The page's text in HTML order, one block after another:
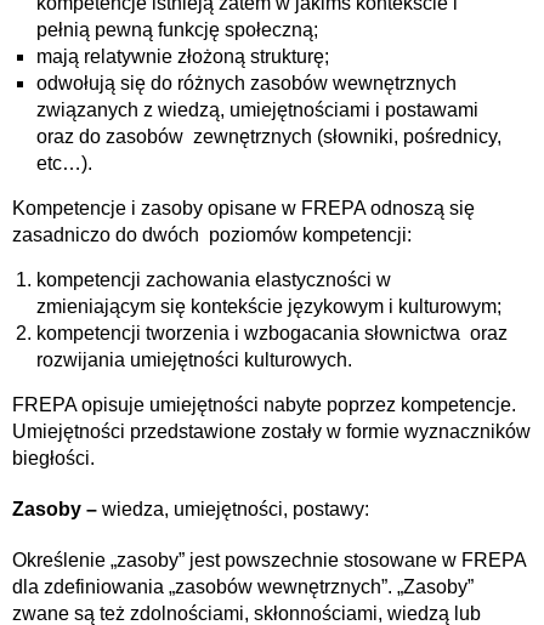
pełnią pewną funkcję społeczną;
mają relatywnie złożoną strukturę;
odwołują się do różnych zasobów wewnętrznych
związanych z wiedzą, umiejętnościami i postawami
oraz do zasobów zewnętrznych (słowniki, pośrednicy,
etc…).
Kompetencje i zasoby opisane w FREPA odnoszą się
zasadniczo do dwóch poziomów kompetencji:
kompetencji zachowania elastyczności w
zmieniającym się kontekście językowym i kulturowym;
kompetencji tworzenia i wzbogacania słownictwa oraz
rozwijania umiejętności kulturowych.
FREPA opisuje umiejętności nabyte poprzez kompetencje.
Umiejętności przedstawione zostały w formie wyznaczników
biegłości.
Zasoby – wiedza, umiejętności, postawy:
Określenie „zasoby” jest powszechnie stosowane w FREPA
dla zdefiniowania „zasobów wewnętrznych”. „Zasoby”
zwane są też zdolnościami, skłonnościami, wiedzą lub